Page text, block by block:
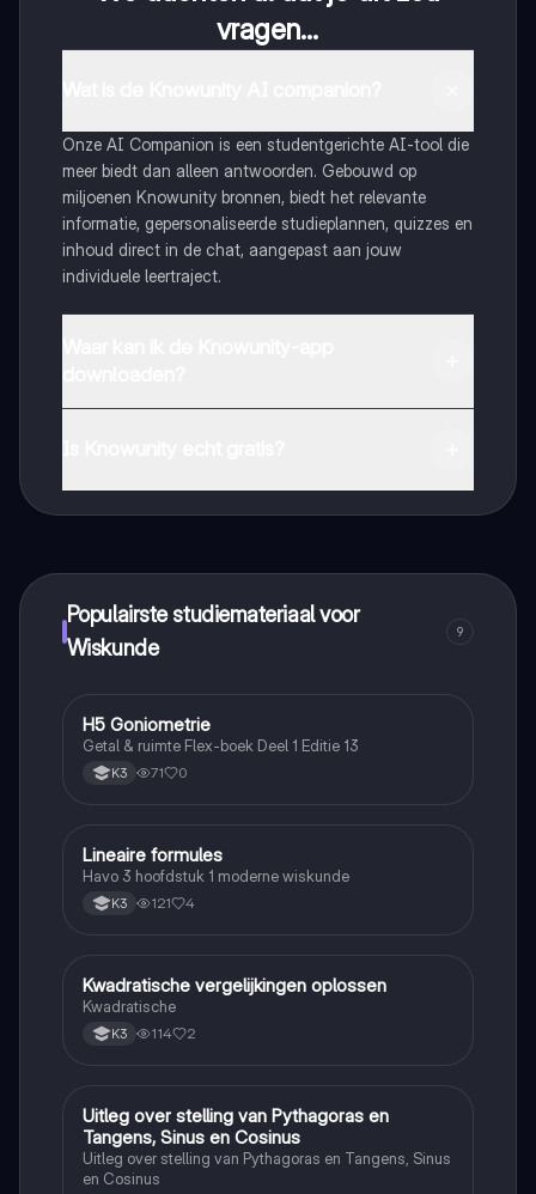
vragen...
Onze AI Companion is een studentgerichte AI-tool die
meer biedt dan alleen antwoorden. Gebouwd op
miljoenen Knowunity bronnen, biedt het relevante
informatie, gepersonaliseerde studieplannen, quizzes en
inhoud direct in de chat, aangepast aan jouw
individuele leertraject.
Populairste studiemateriaal voor
Wiskunde
9
Wiskunde
H5 Goniometrie
Getal & ruimte Flex-boek Deel 1 Editie 13
K3 71 0
Wiskunde
Lineaire formules
Havo 3 hoofdstuk 1 moderne wiskunde
K3 121 4
Wiskunde
Kwadratische vergelijkingen oplossen
Kwadratische
K3 114 2
Wiskunde
Uitleg over stelling van Pythagoras en
Tangens, Sinus en Cosinus
Uitleg over stelling van Pythagoras en Tangens, Sinus
en Cosinus